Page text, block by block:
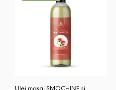
Ulei masaj SMOCHINE si